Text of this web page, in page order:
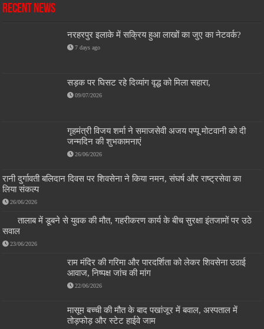
Recent News
नरहरपुर इलाके में सक्रिय हुआ लाखों का जुए का नेटवर्क?
7 days ago
सड़क पर घिसट रहे दिव्यांग वृद्ध को मिला सहारा,
09/07/2026
गृहमंत्री विजय शर्मा ने समाजसेवी अजय पप्पू मोटवानी को दी
जन्मदिन की शुभकामनाएं
26/06/2026
रानी दुर्गावती बलिदान दिवस पर शिवसेना ने किया नमन, संघर्ष और राष्ट्रसेवा का
लिया संकल्प
26/06/2026
तालाब में डूबने से युवक की मौत, गहरीकरण कार्य के बीच सुरक्षा इंतजामों पर उठे
सवाल
23/06/2026
राम मंदिर की गरिमा और पारदर्शिता को लेकर शिवसेना उठाई
आवाज, निष्पक्ष जांच की मांग
22/06/2026
मासूम बच्ची की मौत के बाद पखांजूर में बवाल, अस्पताल में
तोड़फोड़ और स्टेट हाईवे जाम